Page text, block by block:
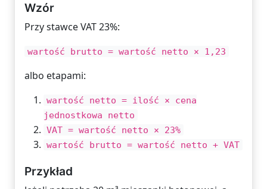
Wzór
Przy stawce VAT 23%:
wartość brutto = wartość netto × 1,23
albo etapami:
wartość netto = ilość × cena
jednostkowa netto
VAT = wartość netto × 23%
wartość brutto = wartość netto + VAT
Przykład